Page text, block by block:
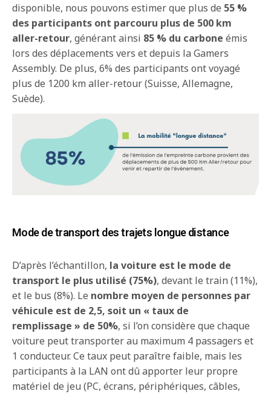
disponible, nous pouvons estimer que plus de 55 %
des participants ont parcouru plus de 500 km
aller-retour, générant ainsi 85 % du carbone émis
lors des déplacements vers et depuis la Gamers
Assembly. De plus, 6% des participants ont voyagé
plus de 1200 km aller-retour (Suisse, Allemagne,
Suède).
Mode de transport des trajets longue distance
D’après l’échantillon, la voiture est le mode de
transport le plus utilisé (75%), devant le train (11%),
et le bus (8%). Le nombre moyen de personnes par
véhicule est de 2,5, soit un « taux de
remplissage » de 50%, si l’on considère que chaque
voiture peut transporter au maximum 4 passagers et
1 conducteur. Ce taux peut paraître faible, mais les
participants à la LAN ont dû apporter leur propre
matériel de jeu (PC, écrans, périphériques, câbles,